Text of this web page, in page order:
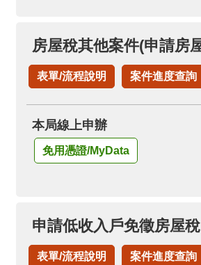
表單/流程說明 案件進度查詢
本局線上申辦
免用憑證/MyData
申請低收入戶免徵房屋稅
表單/流程說明 案件進度查詢